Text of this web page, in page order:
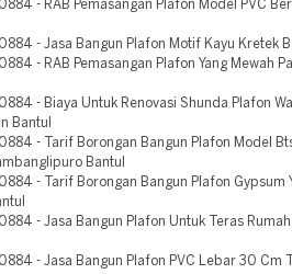
- RAB Pemasangan Plafon Model PVC
- Jasa Bangun Plafon Motif Kayu Kretek
- RAB Pemasangan Plafon Yang Mewah
- Biaya Untuk Renovasi Shunda Plafon
Bantul
- Tarif Borongan Bangun Plafon Model
Bantul
- Tarif Borongan Bangun Plafon Gypsum
- Jasa Bangun Plafon Untuk Teras
- Jasa Bangun Plafon PVC Lebar 30 Cm